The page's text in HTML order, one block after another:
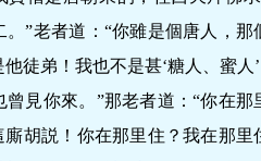
。”老者道：“你雖是個唐人，
徒弟！我也不是甚‘糖人、蜜人
曾見你來。”那老者道：“你在
廝胡説！你在那里住？我在那